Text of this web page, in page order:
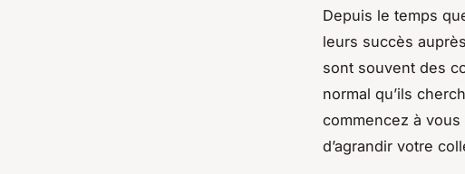
Depuis le temps
leurs succès
sont souvent des
normal qu’ils
commencez à
d’agrandir votre